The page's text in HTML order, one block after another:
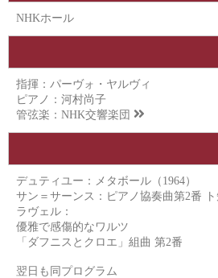
NHKホール
指揮：パーヴォ・ヤルヴィ
ピアノ：河村尚子
管弦楽： NHK交響楽団
デュティユー：メタボール（1964）
サン＝サーンス：ピアノ協奏曲第2番 ト
ラヴェル：
優雅で感傷的なワルツ
「ダフニスとクロエ」組曲 第2番
翌日も同プログラム